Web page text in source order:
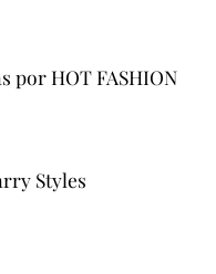
por HOT FASHION
Styles